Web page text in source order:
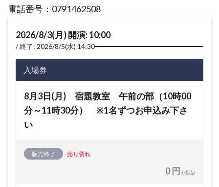
電話番号：0791462508
2026/8/3(月) 開演: 10:00
終了: 2026/8/5(水) 14:30
入場券
8月3日(月) 宿題教室 午前の部（10時00
分～11時30分） ※1名ずつお申込み下さ
い
販売終了 売り切れ
0 円 (税込)